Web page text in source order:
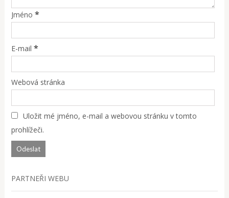
Jméno *
E-mail *
Webová stránka
Uložit mé jméno, e-mail a webovou stránku v tomto
prohlížeči.
PARTNEŘI WEBU